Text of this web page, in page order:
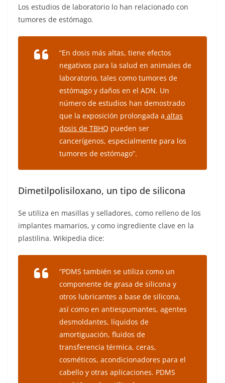
Los estudios de laboratorio lo han relacionado con
tumores de estómago.
“En dosis más altas, tiene efectos
negativos para la salud en animales de
laboratorio, tales como tumores de
estómago y daños en el ADN. Un
número de estudios han demostrado
que la exposición prolongada a altas
dosis de TBHQ pueden ser
cancerígenos, especialmente para los
tumores de estómago”.
Dimetilpolisiloxano, un tipo de silicona
Se utiliza en masillas y selladores, como relleno de los
implantes mamarios, y como ingrediente clave en la
plastilina. Wikipedia dice:
“PDMS también se utiliza como un
componente de grasa de silicona y
otros lubricantes a base de silicona,
así como en antiespumantes, agentes
desmoldantes, líquidos de
amortiguación, fluidos de
transferencia térmica, ceras,
cosméticos, acondicionadores para el
cabello y otras aplicaciones. PDMS